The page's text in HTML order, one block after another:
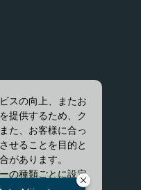
スの向上、またお
提供するため、ク
た、お客様に合っ
せることを目的と
があります。
の種類ごとに設定